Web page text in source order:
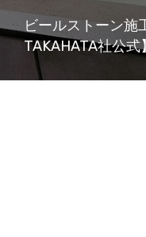
ビールストーン施
TAKAHATA社公式